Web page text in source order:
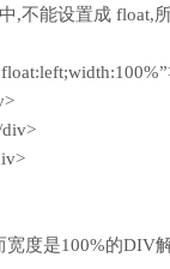
,不能设置成 float,
div>
度是100%的DIV